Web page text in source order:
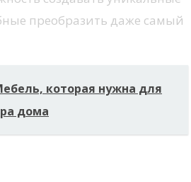
преобразить даже самый
которая нужна для
дома